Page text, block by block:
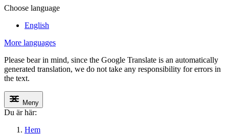
Choose language
English
More languages
Please bear in mind, since the Google Translate is an automatically
generated translation, we do not take any responsibility for errors in
the text.
Meny
Du är här:
Hem